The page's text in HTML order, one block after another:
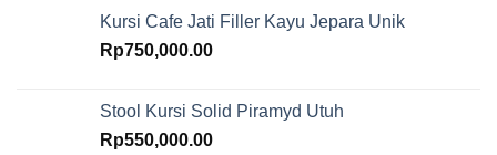
Kursi Cafe Jati Filler Kayu Jepara Unik
Rp750,000.00
Stool Kursi Solid Piramyd Utuh
Rp550,000.00